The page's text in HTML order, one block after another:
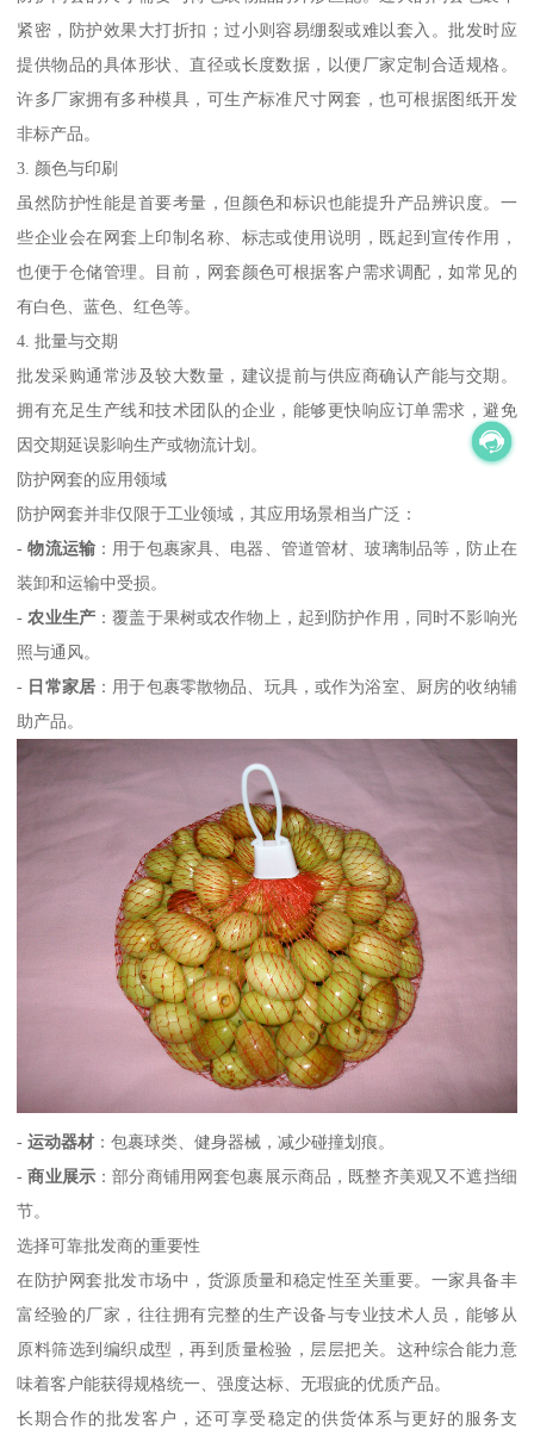
紧密，防护效果大打折扣；过小则容易绷裂或难以套入。批发时应
提供物品的具体形状、直径或长度数据，以便厂家定制合适规格。
许多厂家拥有多种模具，可生产标准尺寸网套，也可根据图纸开发
非标产品。
3. 颜色与印刷
虽然防护性能是首要考量，但颜色和标识也能提升产品辨识度。一
些企业会在网套上印制名称、标志或使用说明，既起到宣传作用，
也便于仓储管理。目前，网套颜色可根据客户需求调配，如常见的
有白色、蓝色、红色等。
4. 批量与交期
批发采购通常涉及较大数量，建议提前与供应商确认产能与交期。
拥有充足生产线和技术团队的企业，能够更快响应订单需求，避免
因交期延误影响生产或物流计划。
防护网套的应用领域
防护网套并非仅限于工业领域，其应用场景相当广泛：
-物流运输 ：用于包裹家具、电器、管道管材、玻璃制品等，防止在
装卸和运输中受损。
-农业生产 ：覆盖于果树或农作物上，起到防护作用，同时不影响光
照与通风。
- 日常家居 ：用于包裹零散物品、玩具，或作为浴室、厨房的收纳辅
助产品。
-运动器材 ：包裹球类、健身器械，减少碰撞划痕。
-商业展示 ：部分商铺用网套包裹展示商品，既整齐美观又不遮挡细
节。
选择可靠批发商的重要性
在防护网套批发市场中，货源质量和稳定性至关重要。一家具备丰
富经验的厂家，往往拥有完整的生产设备与专业技术人员，能够从
原料筛选到编织成型，再到质量检验，层层把关。这种综合能力意
味着客户能获得规格统一、强度达标、无瑕疵的优质产品。
长期合作的批发客户，还可享受稳定的供货体系与更好的服务支